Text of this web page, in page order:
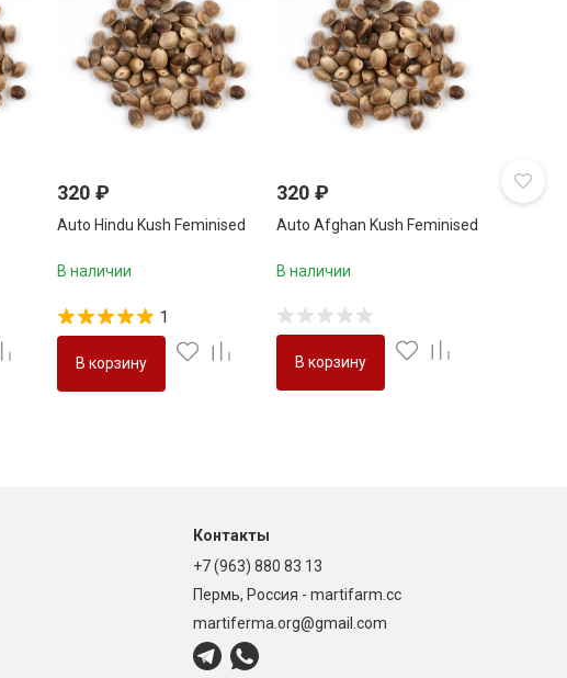
320 ₽
Auto Hindu Kush Feminised
В наличии
1
В корзину
320 ₽
Auto Afghan Kush Feminised
В наличии
В корзину
Контакты
+7 (963) 880 83 13
Пермь, Россия - martifarm.cc
martiferma.org@gmail.com